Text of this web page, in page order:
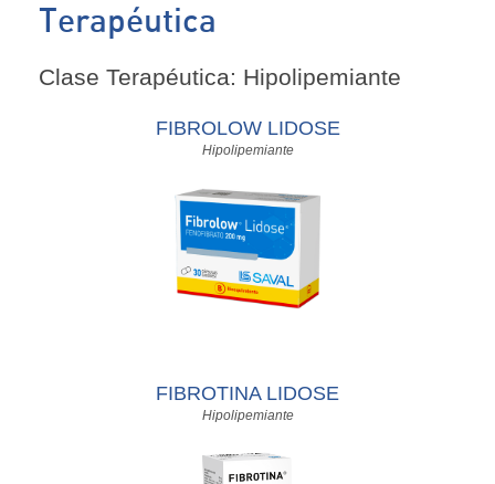
Terapéutica
Clase Terapéutica: Hipolipemiante
FIBROLOW LIDOSE
Hipolipemiante
FIBROTINA LIDOSE
Hipolipemiante